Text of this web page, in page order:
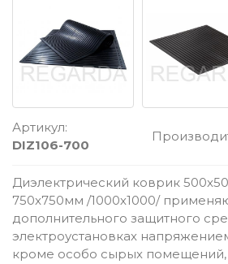
Артикул:
DIZ106-700
Диэлектрический коврик
750x750мм /1000х1000/
дополнительного защитного
электроустановках
кроме особо сырых помещений,